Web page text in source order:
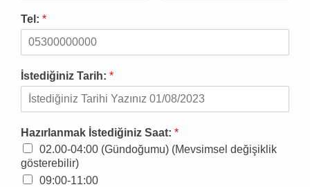
Tel: *
İstediğiniz Tarih: *
Hazırlanmak İstediğiniz Saat: *
02.00-04:00 (Gündoğumu) (Mevsimsel değişiklik
gösterebilir)
09:00-11:00